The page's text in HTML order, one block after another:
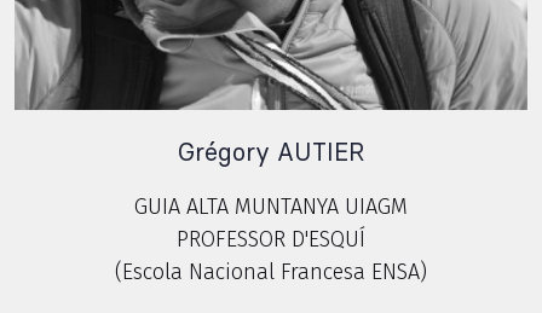
Grégory AUTIER
GUIA ALTA MUNTANYA UIAGM
PROFESSOR D'ESQUÍ
(Escola Nacional Francesa ENSA)